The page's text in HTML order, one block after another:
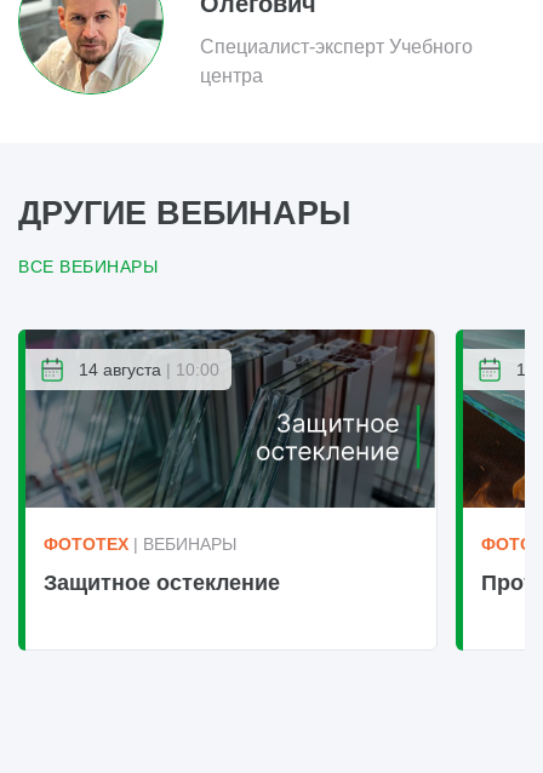
Специалист-эксперт Учебного
центра
ДРУГИЕ ВЕБИНАРЫ
ВСЕ ВЕБИНАРЫ
14 августа | 10:00
ФОТОТЕХ | ВЕБИНАРЫ
Защитное остекление
14